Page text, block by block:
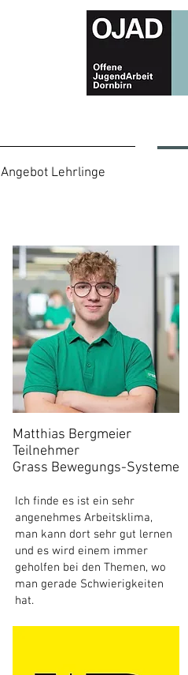
Angebot Lehrlinge
Matthias Bergmeier
Teilnehmer
Grass Bewegungs-Systeme
Ich finde es ist ein sehr
angenehmes Arbeitsklima,
man kann dort sehr gut lernen
und es wird einem immer
geholfen bei den Themen, wo
man gerade Schwierigkeiten
hat.